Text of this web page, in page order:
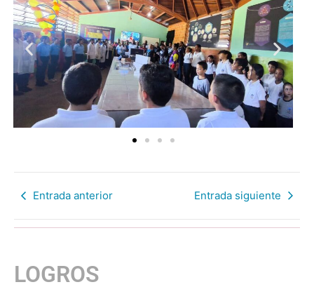
Entrada anterior Entrada siguiente
LOGROS